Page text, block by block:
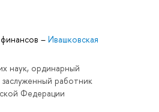
– Ивашковская
наук, ординарный
работник
Федерации